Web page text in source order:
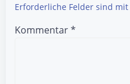
Erforderliche Felder sind mit
Kommentar*